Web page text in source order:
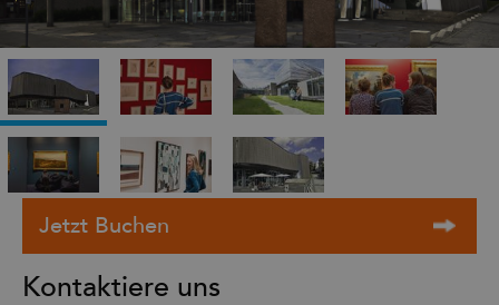
Kontaktiere uns